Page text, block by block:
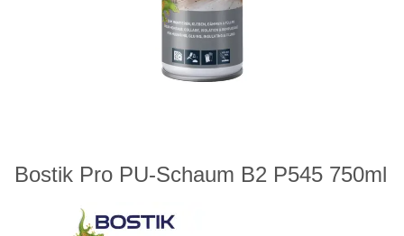
Bostik Pro PU-Schaum B2 P545 750ml